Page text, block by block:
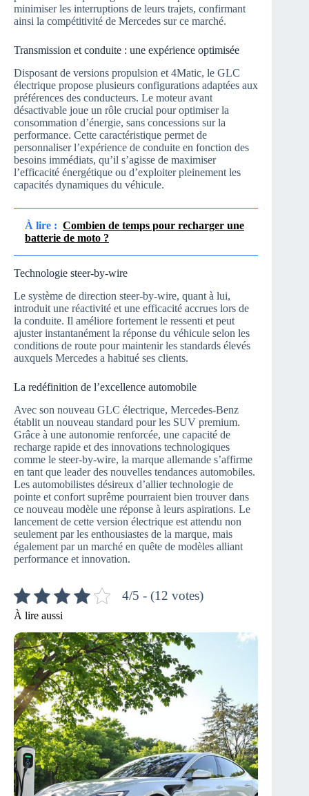
minimiser les interruptions de leurs trajets, confirmant
ainsi la compétitivité de Mercedes sur ce marché.
Transmission et conduite : une expérience optimisée
Disposant de versions propulsion et 4Matic, le GLC
électrique propose plusieurs configurations adaptées aux
préférences des conducteurs. Le moteur avant
désactivable joue un rôle crucial pour optimiser la
consommation d’énergie, sans concessions sur la
performance. Cette caractéristique permet de
personnaliser l’expérience de conduite en fonction des
besoins immédiats, qu’il s’agisse de maximiser
l’efficacité énergétique ou d’exploiter pleinement les
capacités dynamiques du véhicule.
À lire : Combien de temps pour recharger une
batterie de moto ?
Technologie steer-by-wire
Le système de direction steer-by-wire, quant à lui,
introduit une réactivité et une efficacité accrues lors de
la conduite. Il améliore fortement le ressenti et peut
ajuster instantanément la réponse du véhicule selon les
conditions de route pour maintenir les standards élevés
auxquels Mercedes a habitué ses clients.
La redéfinition de l’excellence automobile
Avec son nouveau GLC électrique, Mercedes-Benz
établit un nouveau standard pour les SUV premium.
Grâce à une autonomie renforcée, une capacité de
recharge rapide et des innovations technologiques
comme le steer-by-wire, la marque allemande s’affirme
en tant que leader des nouvelles tendances automobiles.
Les automobilistes désireux d’allier technologie de
pointe et confort suprême pourraient bien trouver dans
ce nouveau modèle une réponse à leurs aspirations. Le
lancement de cette version électrique est attendu non
seulement par les enthousiastes de la marque, mais
également par un marché en quête de modèles alliant
performance et innovation.
4/5 - (12 votes)
À lire aussi